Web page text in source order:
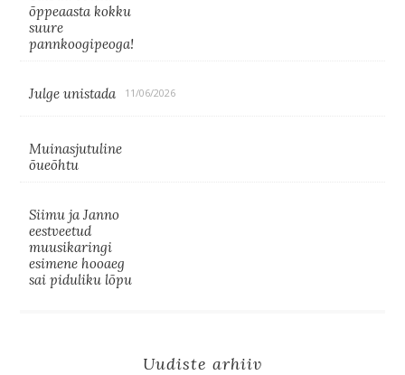
õppeaasta kokku
suure
pannkoogipeoga!
Julge unistada 11/06/2026
Muinasjutuline
õueõhtu
Siimu ja Janno
eestveetud
muusikaringi
esimene hooaeg
sai piduliku lõpu
Uudiste arhiiv